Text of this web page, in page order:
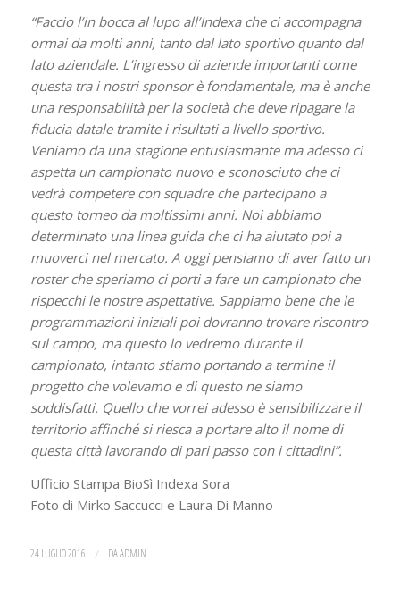
“Faccio l’in bocca al lupo all’Indexa che ci accompagna
ormai da molti anni, tanto dal lato sportivo quanto dal
lato aziendale. L’ingresso di aziende importanti come
questa tra i nostri sponsor è fondamentale, ma è anche
una responsabilità per la società che deve ripagare la
fiducia datale tramite i risultati a livello sportivo.
Veniamo da una stagione entusiasmante ma adesso ci
aspetta un campionato nuovo e sconosciuto che ci
vedrà competere con squadre che partecipano a
questo torneo da moltissimi anni. Noi abbiamo
determinato una linea guida che ci ha aiutato poi a
muoverci nel mercato. A oggi pensiamo di aver fatto un
roster che speriamo ci porti a fare un campionato che
rispecchi le nostre aspettative. Sappiamo bene che le
programmazioni iniziali poi dovranno trovare riscontro
sul campo, ma questo lo vedremo durante il
campionato, intanto stiamo portando a termine il
progetto che volevamo e di questo ne siamo
soddisfatti. Quello che vorrei adesso è sensibilizzare il
territorio affinché si riesca a portare alto il nome di
questa città lavorando di pari passo con i cittadini”.
Ufficio Stampa BioSì Indexa Sora
Foto di Mirko Saccucci e Laura Di Manno
24 LUGLIO 2016 / DAADMIN